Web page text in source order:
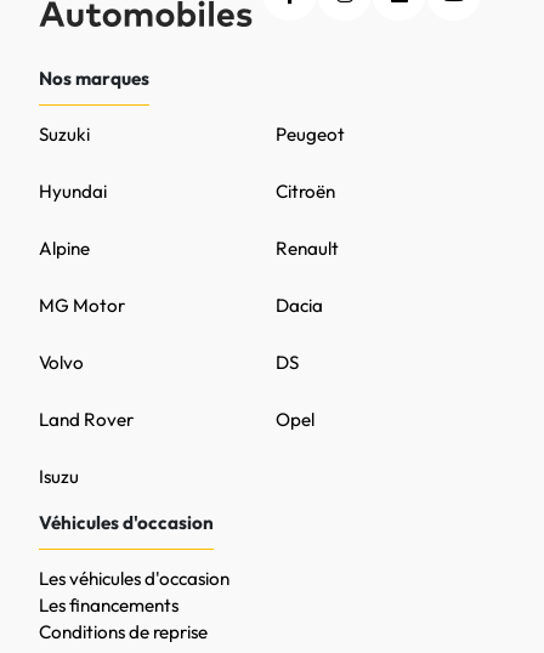
Nos marques
Peugeot
DS
MG Motor
Citroën
Opel
Volvo
Renault
Hyundai
Land Rover
Dacia
Alpine
Isuzu
Suzuki
Véhicules d'occasion
Les véhicules d'occasion
Les financements
Conditions de reprise